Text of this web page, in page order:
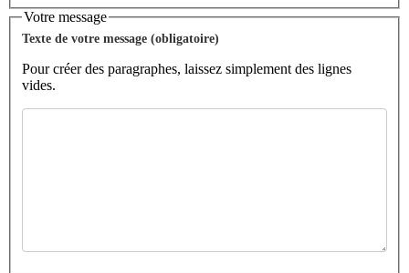
Votre message
Texte de votre message (obligatoire)
Pour créer des paragraphes, laissez simplement des lignes
vides.